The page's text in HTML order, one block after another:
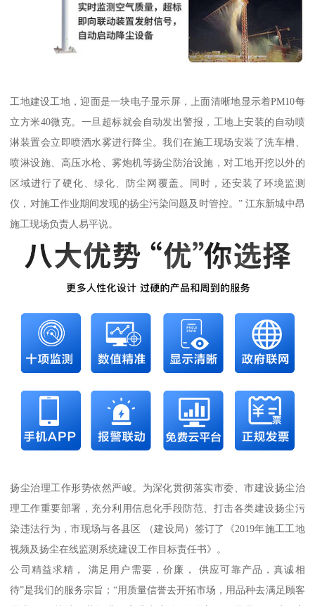
工地建设工地，迎面是一块电子显示屏，上面清晰地显示着PM10每
立方米40微克。一旦超标就会自动发出警报，工地上安装的自动喷
淋装置会立即喷洒水雾进行降尘。我们在施工现场安装了洗车槽、
喷淋设施、高压水枪、雾炮机等扬尘防治设施，对工地开挖以外的
区域进行了硬化、绿化、防尘网覆盖。同时，还安装了环境监测
仪，对施工作业期间发现的扬尘污染问题及时管控。” 江东新城中昂
施工现场负责人易平说。
扬尘治理工作形势依然严峻。为深化贯彻落实市委、市建设扬尘治
理工作重要部署，充分利用信息化手段防范、打击各类建设扬尘污
染违法行为，市现场与各县区 （建设局）签订了《2019年施工工地
视频及扬尘在线监测系统建设工作目标责任书》。
公司精益求精， 满足用户需要，价廉， 供应可靠产品，真诚相
待”是我们的服务宗旨；“用质量信誉去开拓市场，用品种去满足顾客